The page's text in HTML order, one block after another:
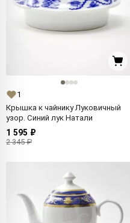
1
Крышка к чайнику Луковичный
узор. Синий лук Натали
1 595 ₽
2 345 ₽